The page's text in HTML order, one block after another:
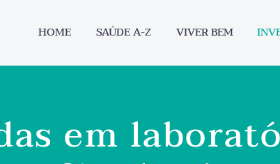
HOME SAÚDE A-Z VIVER BEM
em